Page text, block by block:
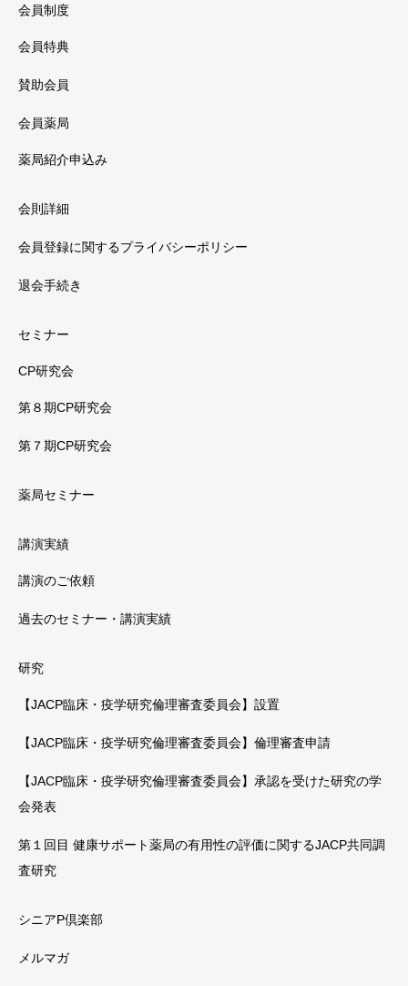
会員制度
会員特典
賛助会員
会員薬局
薬局紹介申込み
会則詳細
会員登録に関するプライバシーポリシー
退会手続き
セミナー
CP研究会
第８期CP研究会
第７期CP研究会
薬局セミナー
講演実績
講演のご依頼
過去のセミナー・講演実績
研究
【JACP臨床・疫学研究倫理審査委員会】設置
【JACP臨床・疫学研究倫理審査委員会】倫理審査申請
【JACP臨床・疫学研究倫理審査委員会】承認を受けた研究の学
会発表
第１回目 健康サポート薬局の有用性の評価に関するJACP共同調
査研究
シニアP倶楽部
メルマガ